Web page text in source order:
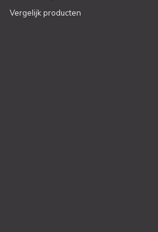
Vergelijk producten